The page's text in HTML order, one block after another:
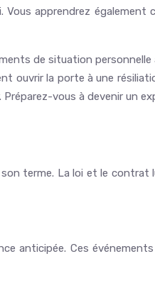
apprendrez
de situation
ouvrir la porte à une
vous à devenir un
terme. La loi et le
anticipée. Ces